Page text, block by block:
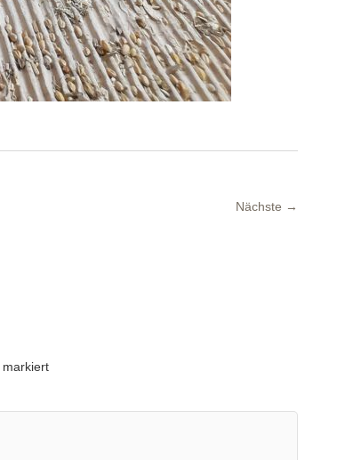
Nächste →
markiert